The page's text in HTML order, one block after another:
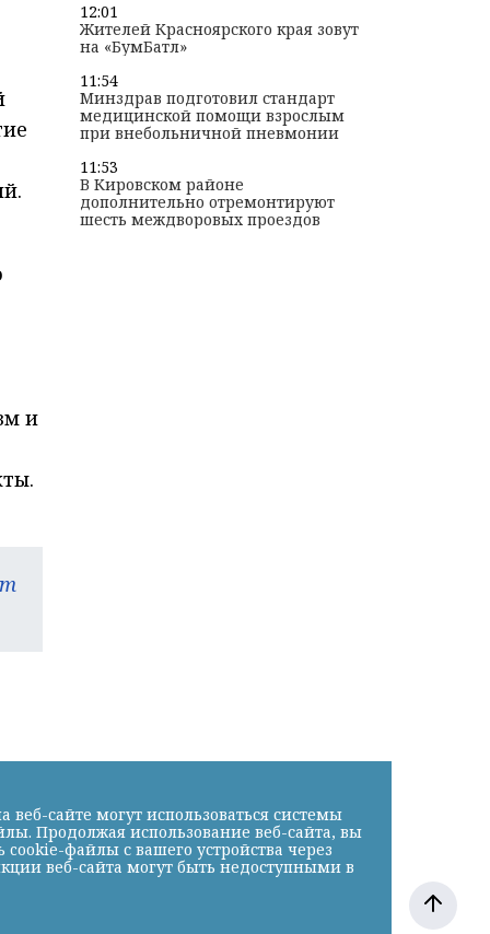
и
12:01
Жителей Красноярского края зовут
на «БумБатл»
11:54
Минздрав подготовил стандарт
медицинской помощи взрослым
при внебольничной пневмонии
11:53
В Кировском районе
дополнительно отремонтируют
шесть междворовых проездов
сайте могут использоваться системы
Продолжая использование веб-сайта, вы
файлы с вашего устройства через
веб-сайта могут быть недоступными в